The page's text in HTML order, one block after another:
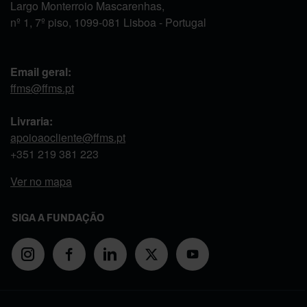
Largo Monterroio Mascarenhas,
nº 1, 7º piso, 1099-081 Lisboa - Portugal
Email geral:
ffms@ffms.pt
Livraria:
apoioaocliente@ffms.pt
+351 219 381 223
Ver no mapa
SIGA A FUNDAÇÃO